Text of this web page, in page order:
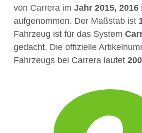
von Carrera im Jahr 2015, 2016
aufgenommen. Der Maßstab ist
Fahrzeug ist für das System
gedacht. Die offizielle
Fahrzeugs bei Carrera lautet